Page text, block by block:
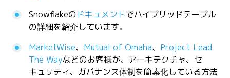
Snowflakeのドキュメントでハイブリッドテーブル
の詳細を紹介しています。
MarketWise、 Mutual of Omaha、 Project Lead
The Wayなどのお客様が、アーキテクチャ、セ
キュリティ、ガバナンス体制を簡素化している方法